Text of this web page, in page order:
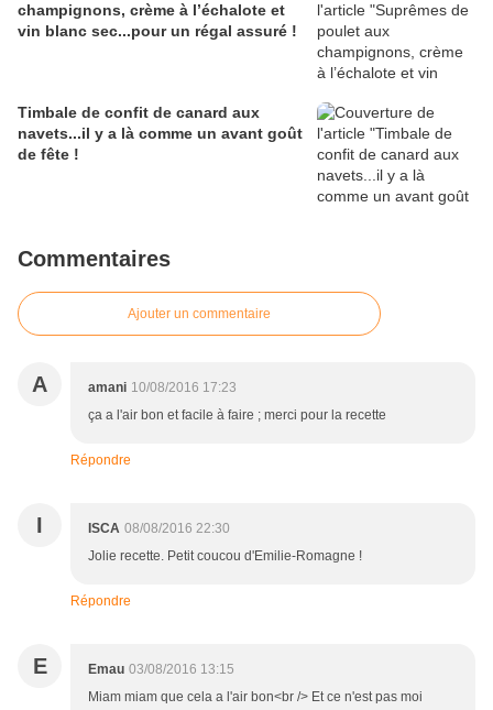
champignons, crème à l’échalote et
vin blanc sec...pour un régal assuré !
Timbale de confit de canard aux
navets...il y a là comme un avant goût
de fête !
Commentaires
Ajouter un commentaire
A amani 10/08/2016 17:23
ça a l'air bon et facile à faire ; merci pour la recette
Répondre
I ISCA 08/08/2016 22:30
Jolie recette. Petit coucou d'Emilie-Romagne !
Répondre
E Emau 03/08/2016 13:15
Miam miam que cela a l'air bon<br /> Et ce n'est pas moi